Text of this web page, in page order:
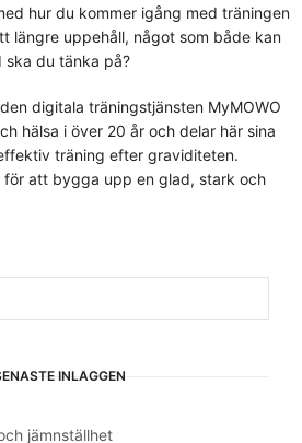
hur du kommer igång med träningen
längre uppehåll, något som både kan
ska du tänka på?
digitala träningstjänsten MyMOWO
hälsa i över 20 år och delar här sina
träning efter graviditeten.
att bygga upp en glad, stark och
INLÄGGEN
jämnställhet